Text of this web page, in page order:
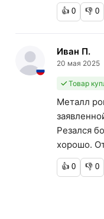
👍 0 👎 0
Иван П.
20 мая 2025
Товар
Металл
Резался
хорошо.
👍 0 👎 0